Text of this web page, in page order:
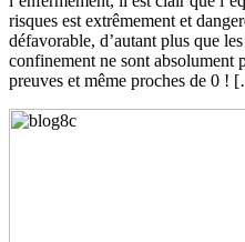
risques est extrêmement et
défavorable, d’autant plus que
confinement ne sont absolument
preuves et même proches de 0 !